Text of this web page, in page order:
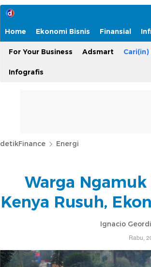
Home Ekonomi Bisnis Finansial
For Your Business Adsmart Cari(in)
Infografis
detikFinance Energi
Warga Ngamuk
Kenya Rusuh,
Ignacio
Rabu,